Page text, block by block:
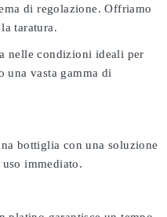
di regolazione. Offriamo
taratura.
nelle condizioni ideali per
una vasta gamma di
bottiglia con una soluzione
immediato.